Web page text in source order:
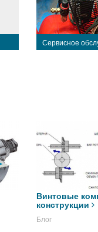
Сервисное
Винтовые
конструкции
Блог